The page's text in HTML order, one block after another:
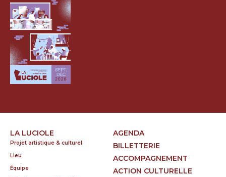
LA LUCIOLE
Projet artistique & culturel
Lieu
Équipe
AGENDA
BILLETTERIE
ACCOMPAGNEMENT
ACTION CULTURELLE